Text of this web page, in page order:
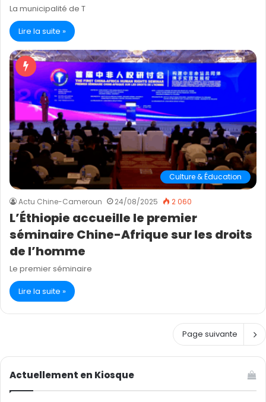
La municipalité de T
Lire la suite »
Culture & Éducation
Actu Chine-Cameroun 24/08/2025 2 060
L’Éthiopie accueille le premier
séminaire Chine-Afrique sur les droits
de l’homme
Le premier séminaire
Lire la suite »
Page suivante
Actuellement en Kiosque